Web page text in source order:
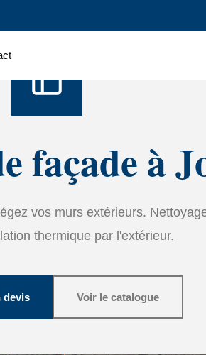
façade à
vos murs extérieurs.
thermique par l'extérieur.
devis Voir le catalogue